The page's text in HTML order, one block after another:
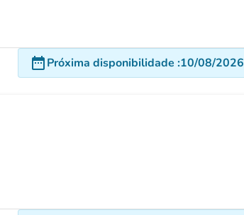
date_rangePróxima disponibilidade :10/08/2026